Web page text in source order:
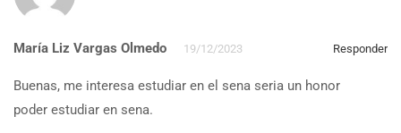
María Liz Vargas Olmedo 19/12/2023 Responder
Buenas, me interesa estudiar en el sena seria un honor
poder estudiar en sena.